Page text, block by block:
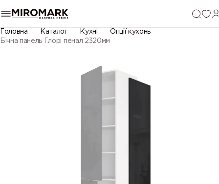
Головна Каталог Кухні
Опції кухонь
Бічна панель Глорі пенал 2320мм